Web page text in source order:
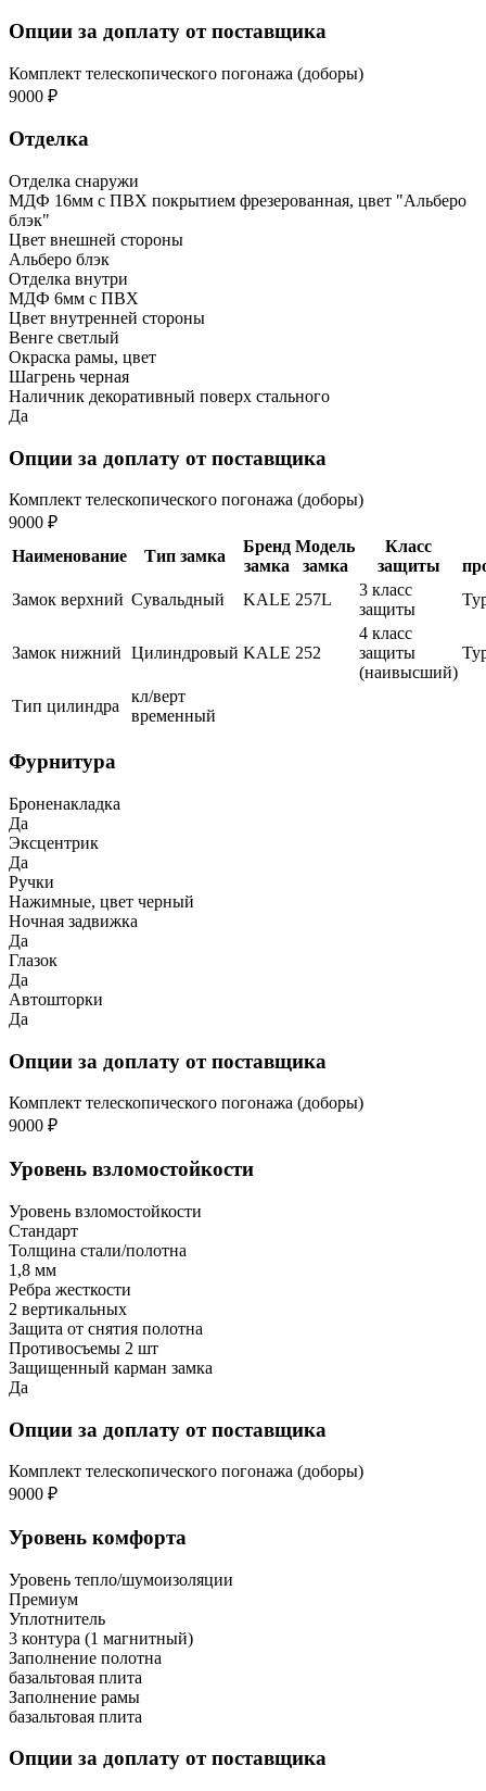
Опции за доплату от поставщика
Комплект телескопического погонажа (доборы)
9000 ₽
Отделка
Отделка снаружи
МДФ 16мм с ПВХ покрытием фрезерованная, цвет "Альберо
блэк"
Цвет внешней стороны
Альберо блэк
Отделка внутри
МДФ 6мм с ПВХ
Цвет внутренней стороны
Венге светлый
Окраска рамы, цвет
Шагрень черная
Наличник декоративный поверх стального
Да
Опции за доплату от поставщика
Комплект телескопического погонажа (доборы)
9000 ₽
Наименование
Тип замка
Бренд
замка
Модель
замка
Класс
защиты
Замок верхний Сувальдный KALE 257L
3 класс
защиты
Замок нижний Цилиндровый KALE 252
4 класс
защиты
(наивысший)
Тип цилиндра
кл/верт
временный
Фурнитура
Броненакладка
Да
Эксцентрик
Да
Ручки
Нажимные, цвет черный
Ночная задвижка
Да
Глазок
Да
Автошторки
Да
Опции за доплату от поставщика
Комплект телескопического погонажа (доборы)
9000 ₽
Уровень взломостойкости
Уровень взломостойкости
Стандарт
Толщина стали/полотна
1,8 мм
Ребра жесткости
2 вертикальных
Защита от снятия полотна
Противосъемы 2 шт
Защищенный карман замка
Да
Опции за доплату от поставщика
Комплект телескопического погонажа (доборы)
9000 ₽
Уровень комфорта
Уровень тепло/шумоизоляции
Премиум
Уплотнитель
3 контура (1 магнитный)
Заполнение полотна
базальтовая плита
Заполнение рамы
базальтовая плита
Опции за доплату от поставщика